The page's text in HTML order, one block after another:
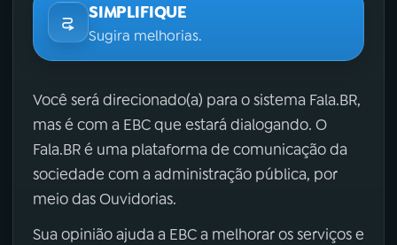
SIMPLIFIQUE
Sugira melhorias.
Você será direcionado(a) para o sistema Fala.BR,
mas é com a EBC que estará dialogando. O
Fala.BR é uma plataforma de comunicação da
sociedade com a administração pública, por
meio das Ouvidorias.
Sua opinião ajuda a EBC a melhorar os serviços e